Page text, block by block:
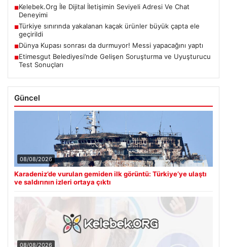
■Kelebek.Org İle Dijital İletişimin Seviyeli Adresi Ve Chat
Deneyimi
■Türkiye sınırında yakalanan kaçak ürünler büyük çapta ele
geçirildi
■Dünya Kupası sonrası da durmuyor! Messi yapacağını yaptı
■Etimesgut Belediyesi’nde Gelişen Soruşturma ve Uyuşturucu
Test Sonuçları
Güncel
08/08/2026
Karadeniz’de vurulan gemiden ilk görüntü: Türkiye’ye ulaştı
ve saldırının izleri ortaya çıktı
08/08/2026